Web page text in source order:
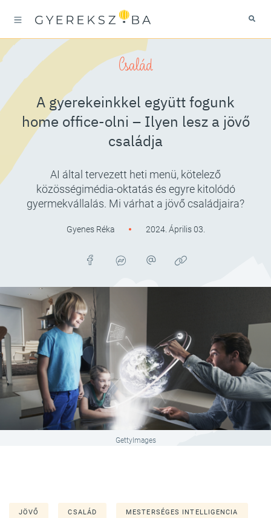
Család
A gyerekeinkkel együtt fogunk
home office-olni – Ilyen lesz a jövő
családja
AI által tervezett heti menü, kötelező
közösségimédia-oktatás és egyre kitolódó
gyermekvállalás. Mi várhat a jövő családjaira?
Gyenes Réka 2024. Április 03.
GettyImages
JÖVŐ CSALÁD MESTERSÉGES INTELLIGENCIA